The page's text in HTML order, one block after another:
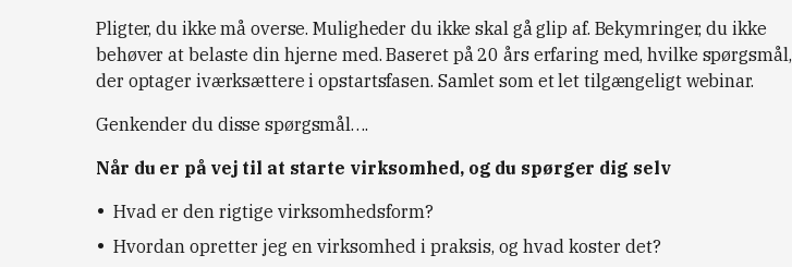
Pligter, du ikke må overse. Muligheder du ikke skal gå glip af. Bekymringer, du ikke
behøver at belaste din hjerne med. Baseret på 20 års erfaring med, hvilke spørgsmål,
der optager iværksættere i opstartsfasen. Samlet som et let tilgængeligt webinar.
Genkender du disse spørgsmål….
Når du er på vej til at starte virksomhed, og du spørger dig selv
Hvad er den rigtige virksomhedsform?
Hvordan opretter jeg en virksomhed i praksis, og hvad koster det?